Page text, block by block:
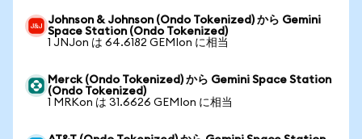
Johnson & Johnson (Ondo Tokenized) から Gemini
Space Station (Ondo Tokenized)
1 JNJon は 64.6182 GEMIon に相当
Merck (Ondo Tokenized) から Gemini Space Station
(Ondo Tokenized)
1 MRKon は 31.6626 GEMIon に相当